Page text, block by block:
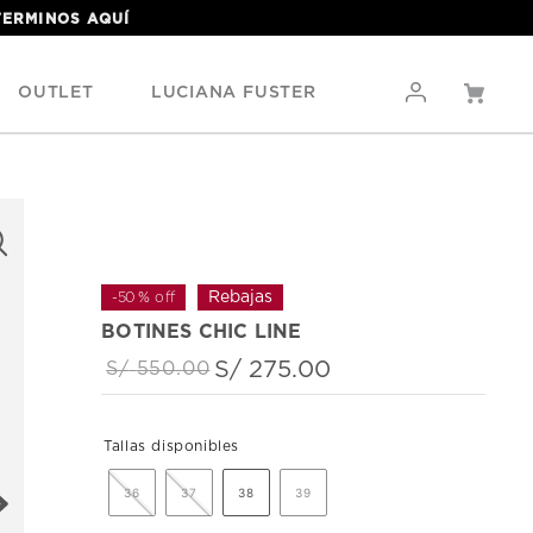
AQUÍ
OUTLET LUCIANA FUSTER
-50 % off
BOTINES CHIC LINE
S/ 550.00 S/ 275.00
36 37 38 39